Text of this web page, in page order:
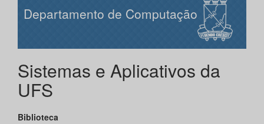
Departamento de Computação
Sistemas e Aplicativos da
UFS
Biblioteca